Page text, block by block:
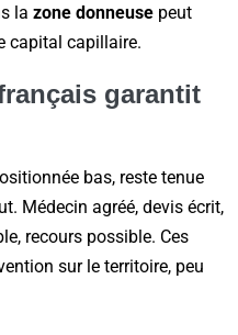
la zone donneuse peut
capital capillaire.
garantit
bas, reste tenue
Médecin agréé, devis écrit,
recours possible. Ces
sur le territoire, peu